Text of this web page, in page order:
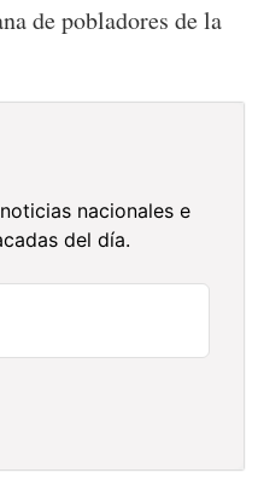
de pobladores de la
nacionales e
del día.